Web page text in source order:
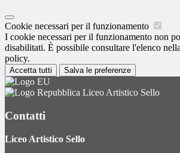
Cookie necessari per il funzionamento
I cookie necessari per il funzionamento non
disabilitati. È possibile consultare l'elenco
policy.
Accetta tutti Salva le preferenze
Liceo Artistico Sello
Contatti
Liceo Artistico Sello